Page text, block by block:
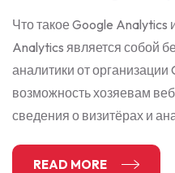
Что такое Google Analytics
Analytics является собой
аналитики от
возможность хозяевам
сведения о визитёрах и
READ MORE